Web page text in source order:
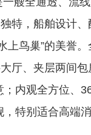
特，船舶设计
上鸟巢”的美誉
厅、夹层两间
内观全方位、
特别适合高端